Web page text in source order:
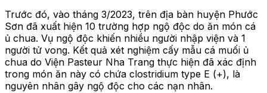
Trước đó, vào tháng 3/2023, trên địa bàn huyện Phước
Sơn đã xuất hiện 10 trường hợp ngộ độc do ăn món cá
ủ chua. Vụ ngộ độc khiến nhiều người nhập viện và 1
người tử vong. Kết quả xét nghiệm cấy mẫu cá muối ủ
chua do Viện Pasteur Nha Trang thực hiện đã xác định
trong món ăn này có chứa clostridium type E (+), là
nguyên nhân gây ngộ độc cho các nạn nhân.